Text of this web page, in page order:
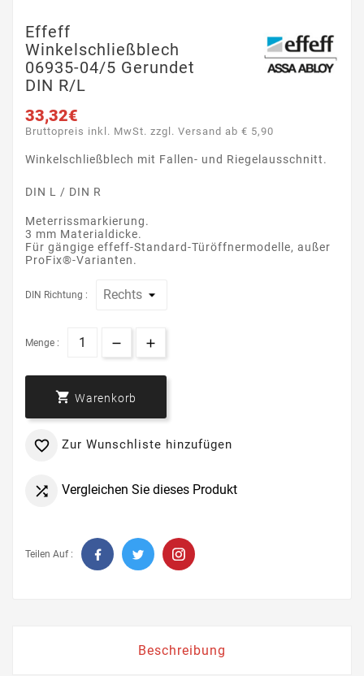
Effeff
Winkelschließblech
06935-04/5 Gerundet
DIN R/L
33,32€
Bruttopreis inkl. MwSt. zzgl. Versand ab € 5,90
Winkelschließblech mit Fallen- und Riegelausschnitt.
DIN L / DIN R
Meterrissmarkierung.
3 mm Materialdicke.
Für gängige effeff-Standard-Türöffnermodelle, außer
ProFix®-Varianten.
DIN Richtung :
Menge :
 Warenkorb
 Zur Wunschliste hinzufügen
 Vergleichen Sie dieses Produkt
Teilen Auf :
Beschreibung